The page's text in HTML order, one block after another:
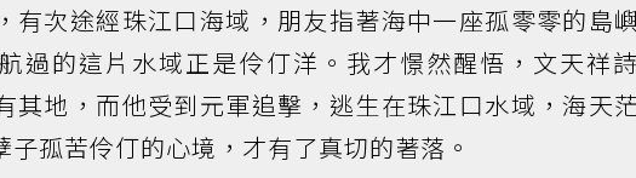
有次途經珠江口海域，朋友指著海中一座孤零零的島
過的這片水域正是伶仃洋。我才憬然醒悟，文天祥
其地，而他受到元軍追擊，逃生在珠江口水域，海天
孤苦伶仃的心境，才有了真切的著落。